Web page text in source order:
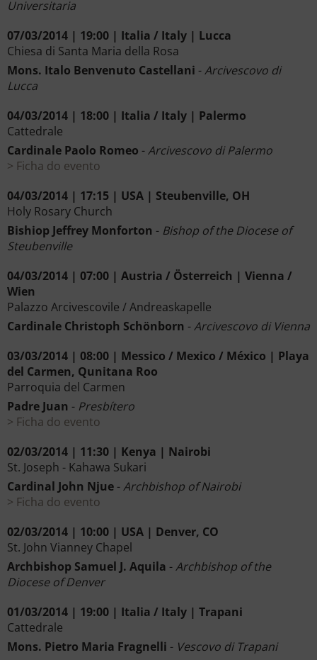
Universitaria
07/03/2014 | 19:00 | Italia / Italy | Lucca
Chiesa di Santa Maria della Rosa
Mons. Italo Benvenuto Castellani -Arcivescovo di
Lucca
04/03/2014 | 18:00 | Italia / Italy | Palermo
Cattedrale
Cardinale Paolo Romeo -Arcivescovo di Palermo
Ficha do evento
04/03/2014 | 17:15 | USA | Steubenville, OH
Holy Rosary Church
Bishiop Jeffrey Monforton - Bishop of the Diocese of
Steubenville
04/03/2014 | 07:00 | Austria / Österreich | Vienna /
Wien
Palazzo Arcivescovile / Andreaskapelle
Cardinale Christoph Schönborn -Arcivescovo di Vienna
03/03/2014 | 08:00 | Messico / Mexico / México | Playa
del Carmen, Qunitana Roo
Parroquia del Carmen
Padre Juan - Presbítero
Ficha do evento
02/03/2014 | 11:30 | Kenya | Nairobi
St. Joseph - Kahawa Sukari
Cardinal John Njue -Archbishop of Nairobi
Ficha do evento
02/03/2014 | 10:00 | USA | Denver, CO
St. John Vianney Chapel
Archbishop Samuel J. Aquila -Archbishop of the
Diocese of Denver
01/03/2014 | 19:00 | Italia / Italy | Trapani
Cattedrale
Mons. Pietro Maria Fragnelli - Vescovo di Trapani